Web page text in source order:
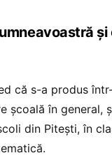
și
că s-a produs
școală în general,
din Pitești, în